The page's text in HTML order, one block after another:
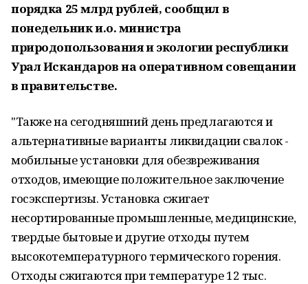
порядка 25 млрд рублей, сообщил в
понедельник и.о. министра
природопользования и экологии республики
Урал Искандаров на оперативном совещании
в правительстве.
"Также на сегодняшний день предлагаются и
альтернативные варианты ликвидации свалок -
мобильные установки для обезвреживания
отходов, имеющие положительное заключение
госэкспертизы. Установка сжигает
несортированные промышленные, медицинские,
твердые бытовые и другие отходы путем
высокотемпературного термического горения.
Отходы сжигаются при температуре 12 тыс.